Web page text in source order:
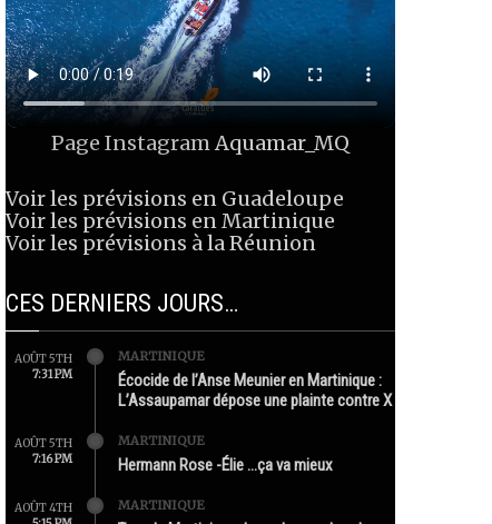
Page InstagramAquamar_MQ
Voir les prévisions en Guadeloupe
Voir les prévisions en Martinique
Voir les prévisions à la Réunion
CES DERNIERS JOURS…
AOÛT 5TH
7:31 PM
MARTINIQUE
Écocide de l’Anse Meunier en Martinique :
L’Assaupamar dépose une plainte contre X
AOÛT 5TH
7:16 PM
MARTINIQUE
Hermann Rose -Élie …ça va mieux
AOÛT 4TH
MARTINIQUE